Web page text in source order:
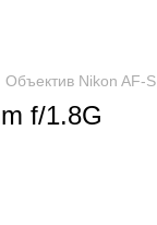
Объектив Nikon AF-
f/1.8G